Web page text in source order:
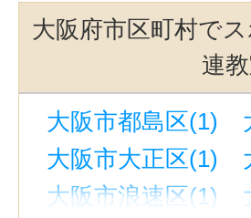
大阪府市区町村で
連
大阪市都島区(1)
大阪市大正区(1)
大阪市浪速区(1)